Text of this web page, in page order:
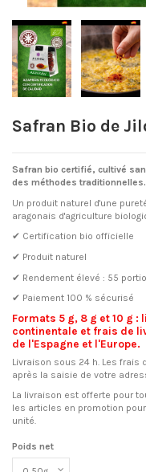
Safran Bio de
Safran bio certifié, cultivé
des méthodes traditionnelles.
Un produit naturel d'une
aragonais d'agriculture
✔ Certification bio officielle
✔ Produit naturel
✔ Rendement élevé : 55
✔ Paiement 100 % sécurisé
Formats 5 g, 8 g et 10 g
continentale et frais de
de l'Espagne et l'Europe.
Livraison sous 24 h. Les
après la saisie de votre
La livraison est offerte pour
les articles en promotion
unité.
Poids net